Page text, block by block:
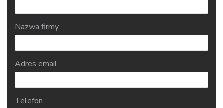
Nazwa firmy
Adres email
Telefon